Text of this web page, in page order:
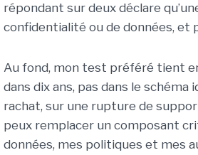
répondant sur deux déclare
confidentialité ou de données, et
Au fond, mon test préféré tient
dans dix ans, pas dans le schéma
rachat, sur une rupture de
peux remplacer un composant
données, mes politiques et mes